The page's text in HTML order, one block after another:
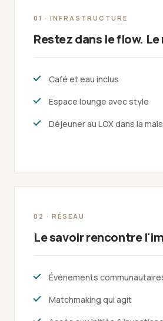
01 · INFRASTRUCTURE
Restez dans le flow.
Café et eau inclus
Espace lounge avec style
Déjeuner au LOX dans la
02 · RÉSEAU
Le savoir rencontre
Événements
Matchmaking qui agit